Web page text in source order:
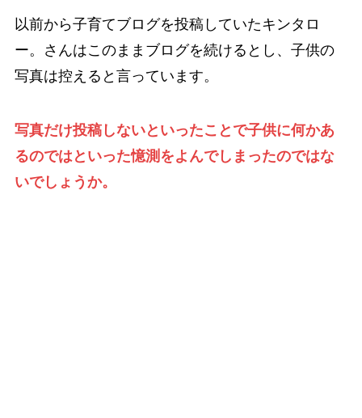
以前から子育てブログを投稿していたキンタロ
ー。さんはこのままブログを続けるとし、子供の
写真は控えると言っています。
写真だけ投稿しないといったことで子供に何かあ
るのではといった憶測をよんでしまったのではな
いでしょうか。